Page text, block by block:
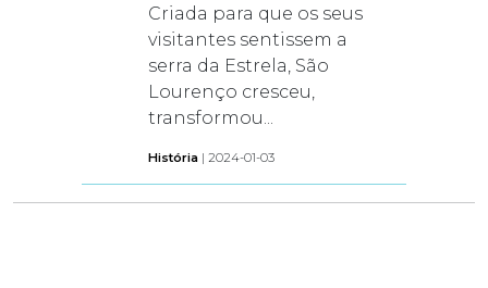
Criada para que os seus
visitantes sentissem a
serra da Estrela, São
Lourenço cresceu,
transformou...
História | 2024-01-03